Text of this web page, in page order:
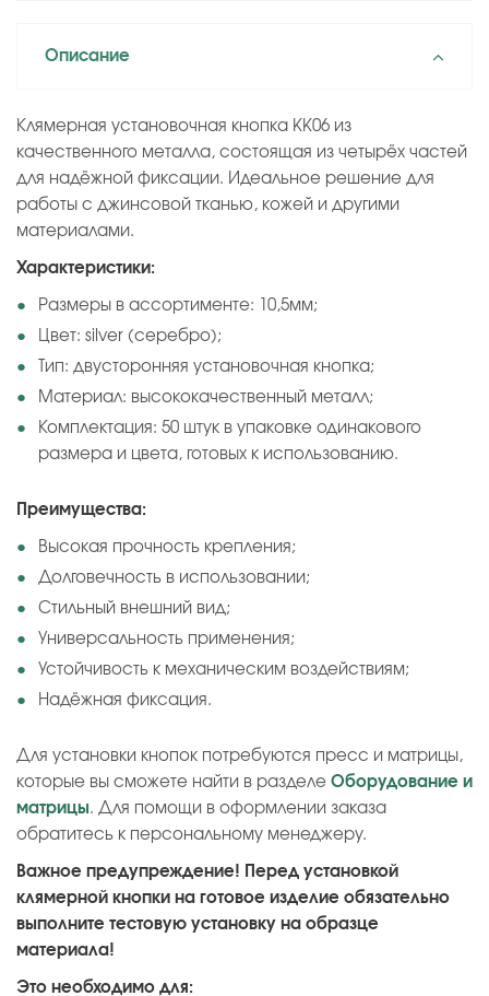
Описание
Клямерная установочная кнопка KK06 из
качественного металла, состоящая из четырёх частей
для надёжной фиксации. Идеальное решение для
работы с джинсовой тканью, кожей и другими
материалами.
Характеристики:
Размеры в ассортименте: 10,5мм;
Цвет: silver (серебро);
Тип: двусторонняя установочная кнопка;
Материал: высококачественный металл;
Комплектация: 50 штук в упаковке одинакового
размера и цвета, готовых к использованию.
Преимущества:
Высокая прочность крепления;
Долговечность в использовании;
Стильный внешний вид;
Универсальность применения;
Устойчивость к механическим воздействиям;
Надёжная фиксация.
Для установки кнопок потребуются пресс и матрицы,
которые вы сможете найти в разделе Оборудование и
матрицы. Для помощи в оформлении заказа
обратитесь к персональному менеджеру.
Важное предупреждение! Перед установкой
клямерной кнопки на готовое изделие обязательно
выполните тестовую установку на образце
материала!
Это необходимо для: